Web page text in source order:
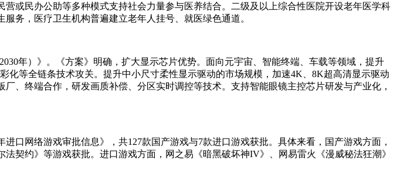
或民办公助等多种模式支持社会力量参与医养结合。二级及以上综合性医院开设老年医学科
务，医疗卫生机构普遍建立老年人挂号、就医绿色通道。
年）》。《方案》明确，扩大显示芯片优势。面向元宇宙、智能终端、车载等领域，提升
等全链条技术攻关。提升中小尺寸柔性显示驱动的市场规模，加速4K、8K超高清显示驱动
、终端合作，研发画质补偿、分区实时调控等技术。支持智能眼镜主控芯片研发与产业化，
口网络游戏审批信息》，共127款国产游戏与7款进口游戏获批。具体来看，国产游戏方面，
契约》等游戏获批。进口游戏方面，网之易《暗黑破坏神IV》、网易雷火《漫威秘法狂潮》